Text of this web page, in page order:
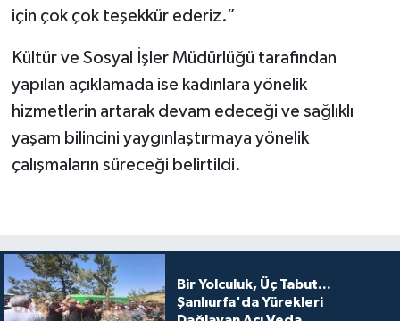
için çok çok teşekkür ederiz.”
Kültür ve Sosyal İşler Müdürlüğü tarafından
yapılan açıklamada ise kadınlara yönelik
hizmetlerin artarak devam edeceği ve sağlıklı
yaşam bilincini yaygınlaştırmaya yönelik
çalışmaların süreceği belirtildi.
Bir Yolculuk, Üç Tabut...
Şanlıurfa'da Yürekleri